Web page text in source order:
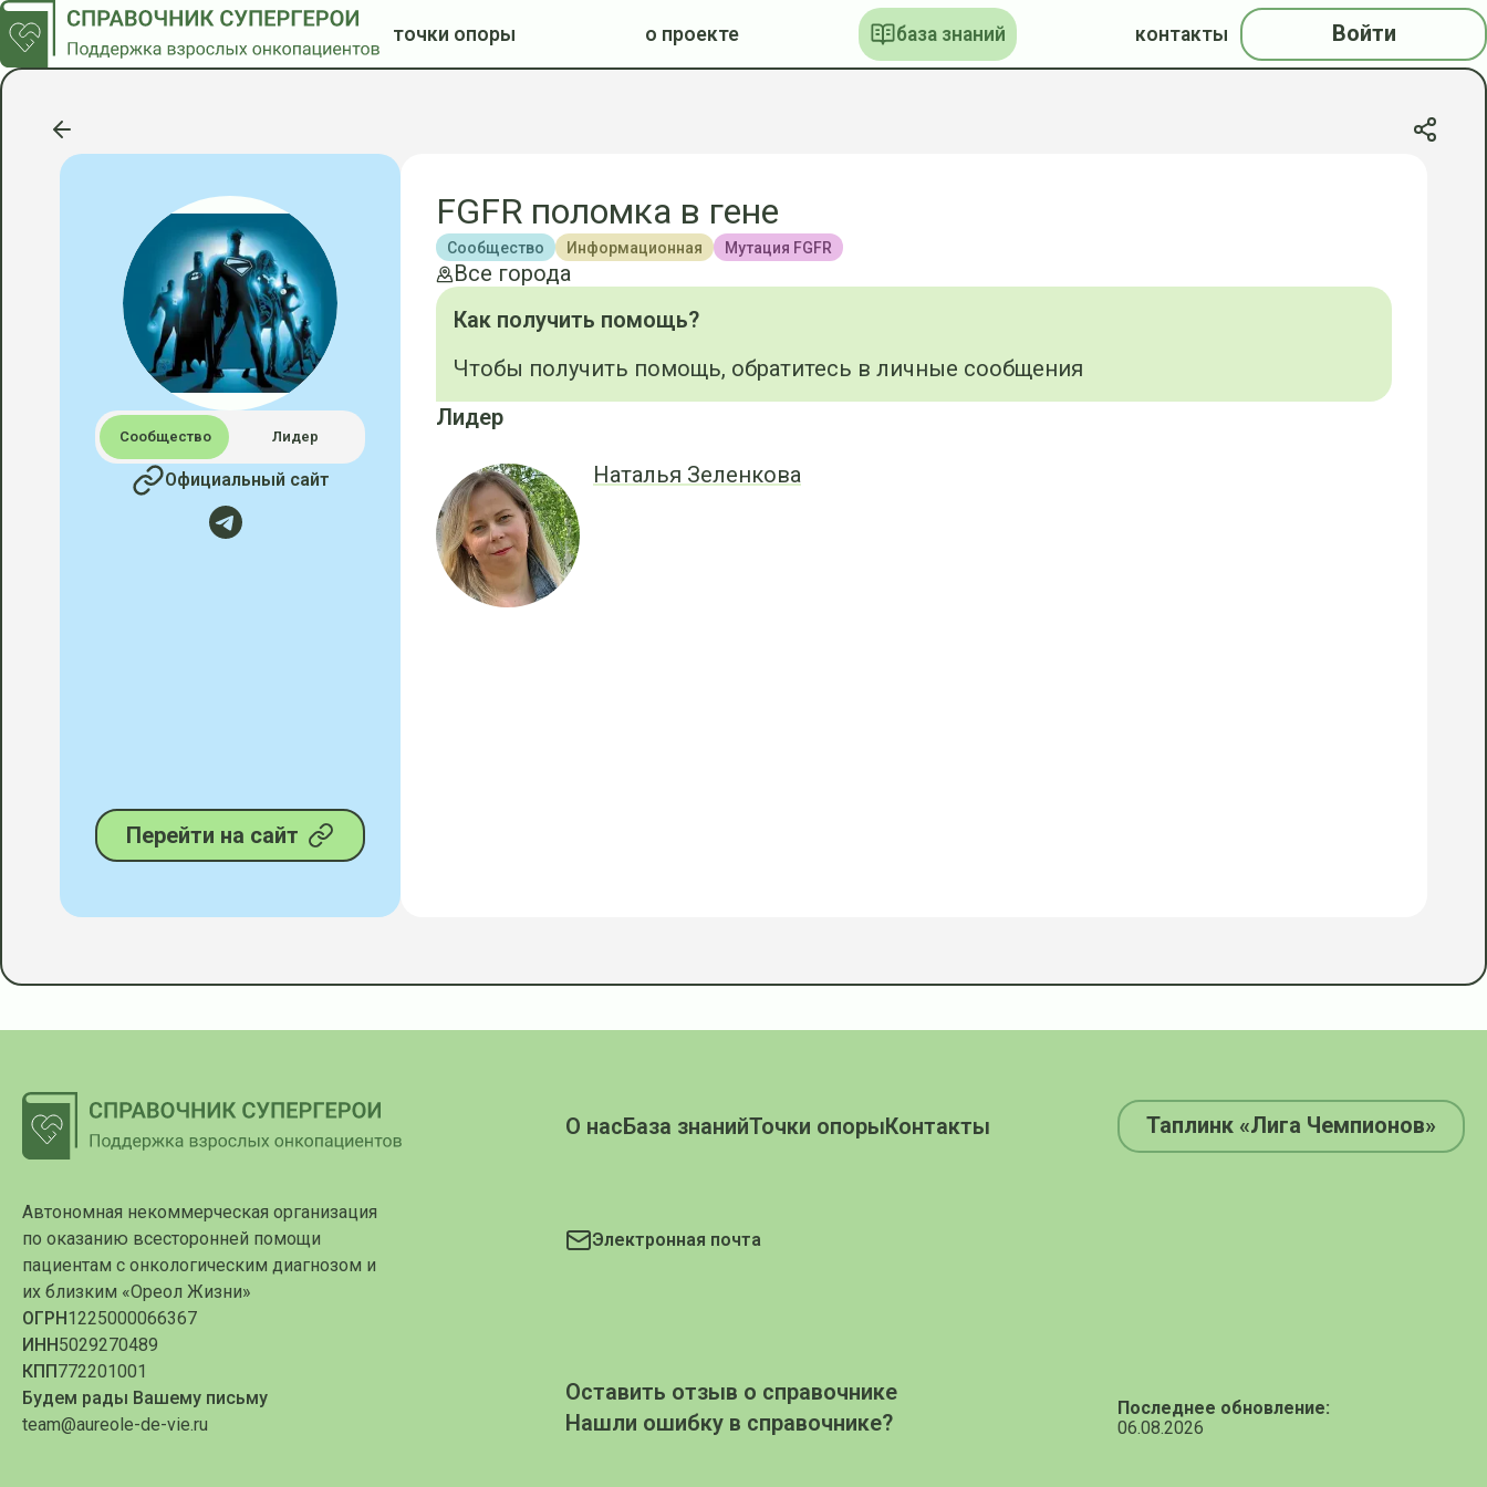
точки опоры о проекте база знаний контакты Войти
Сообщество Лидер
Официальный сайт
Перейти на сайт
FGFR поломка в гене
Сообщество Информационная Мутация FGFR
Все города
Как получить помощь?
Чтобы получить помощь, обратитесь в личные сообщения
Лидер
Наталья Зеленкова
Последнее обновление:
06.08.2026
Оставить отзыв о справочнике
Нашли ошибку в справочнике?
Автономная некоммерческая организация
по оказанию всесторонней помощи
пациентам с онкологическим диагнозом и
их близким «Ореол Жизни»
ОГРН 1225000066367
ИНН 5029270489
КПП 772201001
Будем рады Вашему письму
team@aureole-de-vie.ru
О насБаза знанийТочки опорыКонтакты Таплинк «Лига Чемпионов»
Электронная почта